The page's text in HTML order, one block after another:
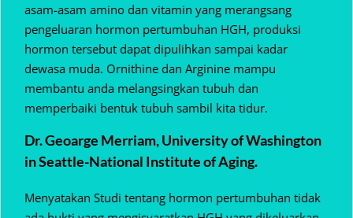
asam-asam amino dan vitamin yang merangsang
pengeluaran hormon pertumbuhan HGH, produksi
hormon tersebut dapat dipulihkan sampai kadar
dewasa muda. Ornithine dan Arginine mampu
membantu anda melangsingkan tubuh dan
memperbaiki bentuk tubuh sambil kita tidur.
Dr. Geoarge Merriam, University of Washington
in Seattle-National Institute of Aging.
Menyatakan Studi tentang hormon pertumbuhan tidak